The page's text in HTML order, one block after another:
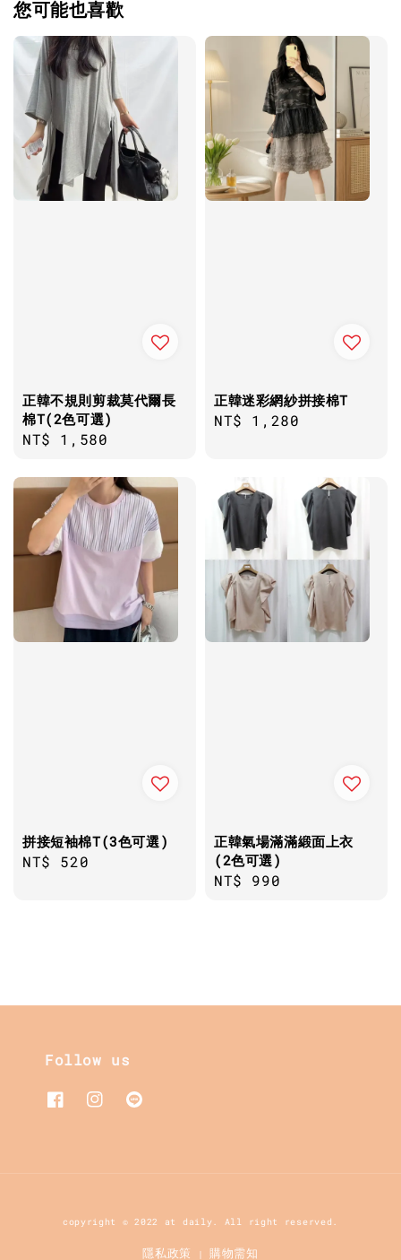
您可能也喜歡
正韓不規則剪裁莫代爾長
棉T(2色可選)
Regular
NT$ 1,580
正韓迷彩網紗拼接棉T
Regular
NT$ 1,280
拼接短袖棉T(3色可選)
Regular
NT$ 520
正韓氣場滿滿緞面上衣
(2色可選)
Regular
NT$ 990
Follow us
copyright © 2022 at daily. All right reserved.
隱私政策 |購物需知